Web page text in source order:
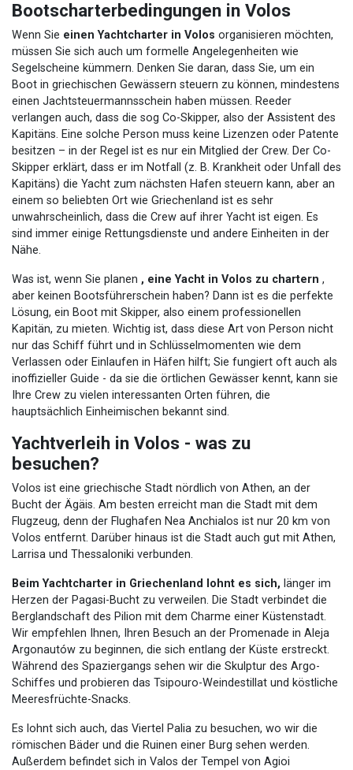
Bootscharterbedingungen in Volos
Wenn Sie einen Yachtcharter in Volos organisieren möchten,
müssen Sie sich auch um formelle Angelegenheiten wie
Segelscheine kümmern. Denken Sie daran, dass Sie, um ein
Boot in griechischen Gewässern steuern zu können, mindestens
einen Jachtsteuermannsschein haben müssen. Reeder
verlangen auch, dass die sog Co-Skipper, also der Assistent des
Kapitäns. Eine solche Person muss keine Lizenzen oder Patente
besitzen – in der Regel ist es nur ein Mitglied der Crew. Der Co-
Skipper erklärt, dass er im Notfall (z. B. Krankheit oder Unfall des
Kapitäns) die Yacht zum nächsten Hafen steuern kann, aber an
einem so beliebten Ort wie Griechenland ist es sehr
unwahrscheinlich, dass die Crew auf ihrer Yacht ist eigen. Es
sind immer einige Rettungsdienste und andere Einheiten in der
Nähe.
Was ist, wenn Sie planen , eine Yacht in Volos zu chartern ,
aber keinen Bootsführerschein haben? Dann ist es die perfekte
Lösung, ein Boot mit Skipper, also einem professionellen
Kapitän, zu mieten. Wichtig ist, dass diese Art von Person nicht
nur das Schiff führt und in Schlüsselmomenten wie dem
Verlassen oder Einlaufen in Häfen hilft; Sie fungiert oft auch als
inoffizieller Guide - da sie die örtlichen Gewässer kennt, kann sie
Ihre Crew zu vielen interessanten Orten führen, die
hauptsächlich Einheimischen bekannt sind.
Yachtverleih in Volos - was zu
besuchen?
Volos ist eine griechische Stadt nördlich von Athen, an der
Bucht der Ägäis. Am besten erreicht man die Stadt mit dem
Flugzeug, denn der Flughafen Nea Anchialos ist nur 20 km von
Volos entfernt. Darüber hinaus ist die Stadt auch gut mit Athen,
Larrisa und Thessaloniki verbunden.
Beim Yachtcharter in Griechenland lohnt es sich, länger im
Herzen der Pagasi-Bucht zu verweilen. Die Stadt verbindet die
Berglandschaft des Pilion mit dem Charme einer Küstenstadt.
Wir empfehlen Ihnen, Ihren Besuch an der Promenade in Aleja
Argonautów zu beginnen, die sich entlang der Küste erstreckt.
Während des Spaziergangs sehen wir die Skulptur des Argo-
Schiffes und probieren das Tsipouro-Weindestillat und köstliche
Meeresfrüchte-Snacks.
Es lohnt sich auch, das Viertel Palia zu besuchen, wo wir die
römischen Bäder und die Ruinen einer Burg sehen werden.
Außerdem befindet sich in Valos der Tempel von Agioi